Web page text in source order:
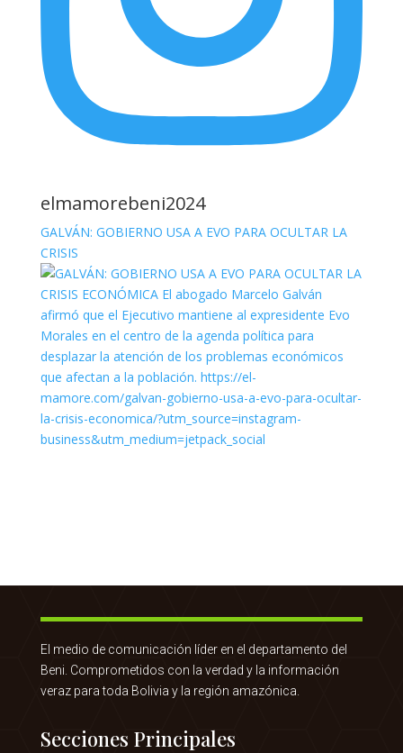
elmamorebeni2024
GALVÁN: GOBIERNO USA A EVO PARA OCULTAR LA
CRISIS
El medio de comunicación líder en el departamento del
Beni. Comprometidos con la verdad y la información
veraz para toda Bolivia y la región amazónica.
Secciones Principales